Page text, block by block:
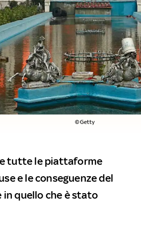
©Getty
tutte le piattaforme
e le conseguenze del
quello che è stato